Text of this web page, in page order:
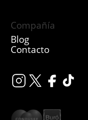
Compañía
Blog
Contacto